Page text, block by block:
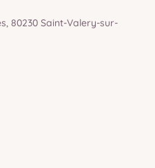
80230 Saint-Valery-sur-